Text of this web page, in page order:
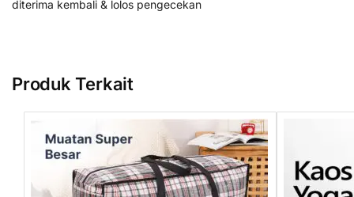
diterima kembali & lolos pengecekan
Produk Terkait